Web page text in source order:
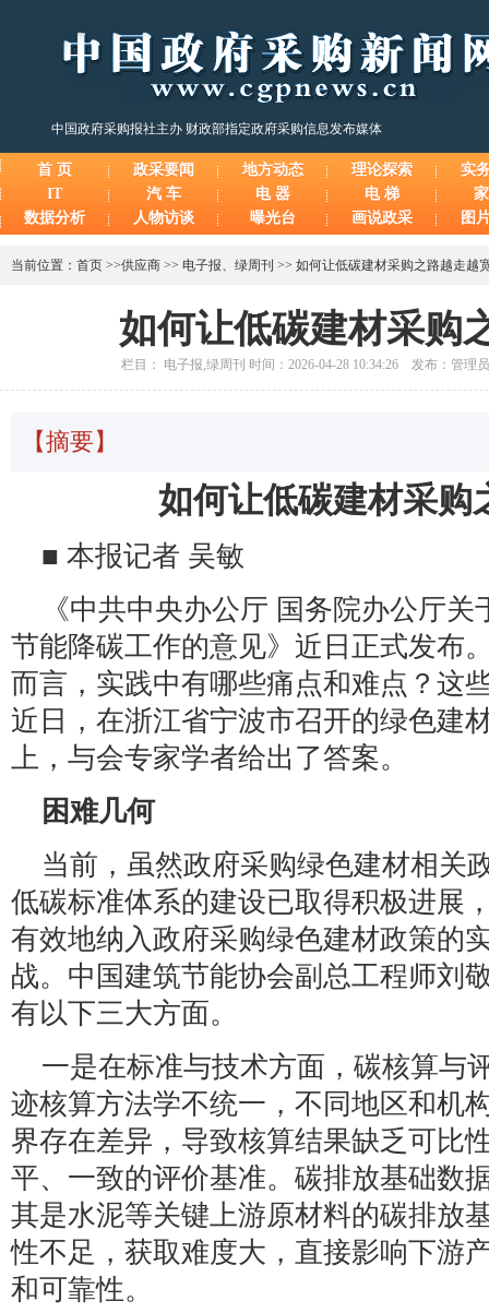
中国政府采购报社主办 财政部指定政府采购信息发布媒体
首 页 政采要闻 地方动态 理论探索
实
IT
汽 车 电 器 电 梯
数据分析
人物访谈 曝光台 画说政采 图
当前位置： 首页 >>供应商 >> 电子报、 绿周刊 >> 如何让低碳建材采购之路越走越
如何让低碳建材采购
栏目： 电子报,绿周刊 时间：2026-04-28 10:34:26 发布：管理
【摘要】
如何让低碳建材采购
■ 本报记者 吴敏
《中共中央办公厅 国务院办公厅
节能降碳工作的意见》近日正式发布
而言，实践中有哪些痛点和难点？这
近日，在浙江省宁波市召开的绿色建
上，与会专家学者给出了答案。
困难几何
当前，虽然政府采购绿色建材相关
低碳标准体系的建设已取得积极进展
有效地纳入政府采购绿色建材政策的
战。中国建筑节能协会副总工程师刘
有以下三大方面。
一是在标准与技术方面，碳核算与
迹核算方法学不统一，不同地区和机
界存在差异，导致核算结果缺乏可比
平、一致的评价基准。碳排放基础数
其是水泥等关键上游原材料的碳排放
性不足，获取难度大，直接影响下游
和可靠性。